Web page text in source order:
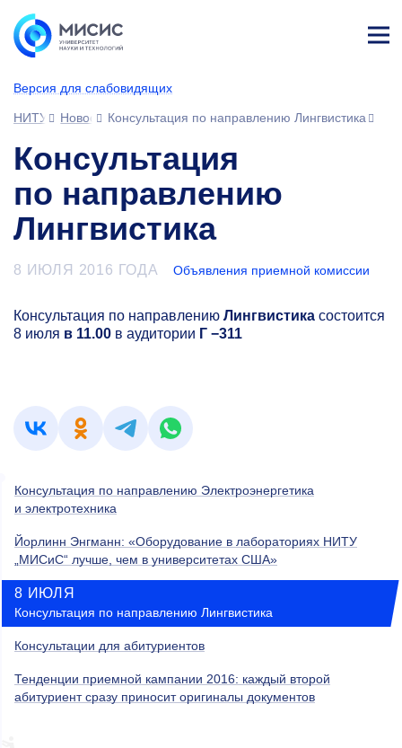
Версия для слабовидящих
ине
НИТУ МИСИС
НовостиКонсультация по направлению Лингвистика
Консультация
по направлению
Лингвистика
8 ИЮЛЯ 2016 ГОДА Объявления приемной комиссии
Консультация по направлению Лингвистика состоится
8 июля в 11.00 в аудитории Г −311
Консультация по направлению Электроэнергетика
и электротехника
Йорлинн Энгманн: «Оборудование в лабораториях НИТУ
„МИСиС“ лучше, чем в университетах США»
8 ИЮЛЯ
Консультация по направлению Лингвистика
Консультации для абитуриентов
Тенденции приемной кампании 2016: каждый второй
абитуриент сразу приносит оригиналы документов